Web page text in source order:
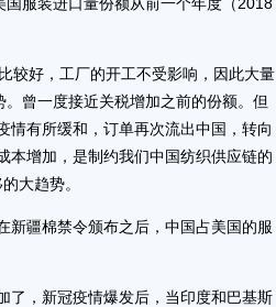
好，工厂的开工不受影响，因此大量
曾一度接近关税增加之前的份额。但
情有所缓和，订单再次流出中国，转向
本增加，是制约我们中国纺织供应链的
大趋势。
疆棉禁令颁布之后，中国占美国的服
，新冠疫情爆发后，当印度和巴基斯